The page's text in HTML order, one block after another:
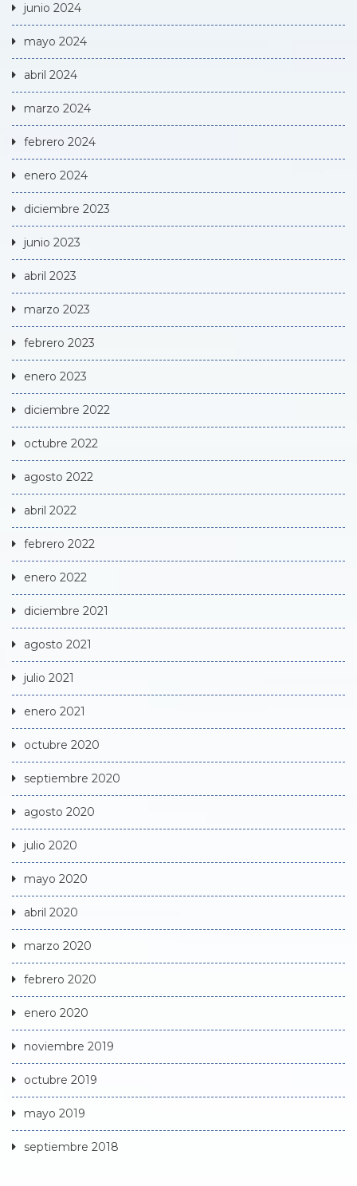
junio 2024
mayo 2024
abril 2024
marzo 2024
febrero 2024
enero 2024
diciembre 2023
junio 2023
abril 2023
marzo 2023
febrero 2023
enero 2023
diciembre 2022
octubre 2022
agosto 2022
abril 2022
febrero 2022
enero 2022
diciembre 2021
agosto 2021
julio 2021
enero 2021
octubre 2020
septiembre 2020
agosto 2020
julio 2020
mayo 2020
abril 2020
marzo 2020
febrero 2020
enero 2020
noviembre 2019
octubre 2019
mayo 2019
septiembre 2018